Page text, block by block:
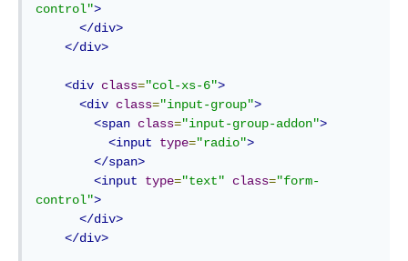
control">
</div>
</div>
<div class="col-xs-6">
<div class="input-group">
<span class="input-group-addon">
<input
type="radio">
</span>
<input
type="text" class="form-
control">
</div>
</div>